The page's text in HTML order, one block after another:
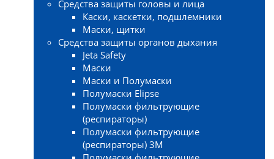
Средства защиты головы и лица
Каски, каскетки, подшлемники
Маски, щитки
Средства защиты органов дыхания
Jeta Safety
Маски
Маски и Полумаски
Полумаски Elipse
Полумаски фильтрующие
(респираторы)
Полумаски фильтрующие
(респираторы) 3М